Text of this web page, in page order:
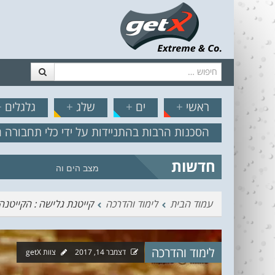
חיפוש
// תפריט
דלג לתוכן
ראשי + ים + שלג + גלגלים
הסכנות הרבות בהתניידות על ידי כלי
חדשות מצב הים והרוח – תחזית גלים
עמוד הבית לימוד והדרכה קייטנת גלישה :
לימוד והדרכה דצמבר 14, 2017 צוות getX